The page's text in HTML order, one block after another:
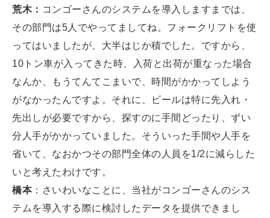
荒木： コンゴーさんのシステムを導入しますまでは、
その部門は5人でやってましてね。フォークリフトを使
ってはいましたが、大半はじか積でした。ですから、
10トン車が入ってきた時、入荷と出荷が重なった場合
なんか、もうてんてこまいで、時間がかかってしよう
がなかったんですよ。それに、ビールは特に先入れ・
先出しが必要ですから、探すのに手間どったり、ずい
分人手がかかっていました。そういった手間や人手を
省いて、なおかつその部門全体の人員を1/2に減らした
いと考えたわけです。
橋本：さいわいなことに、当社がコンゴーさんのシス
テムを導入する際に検討したデータを提供できまし